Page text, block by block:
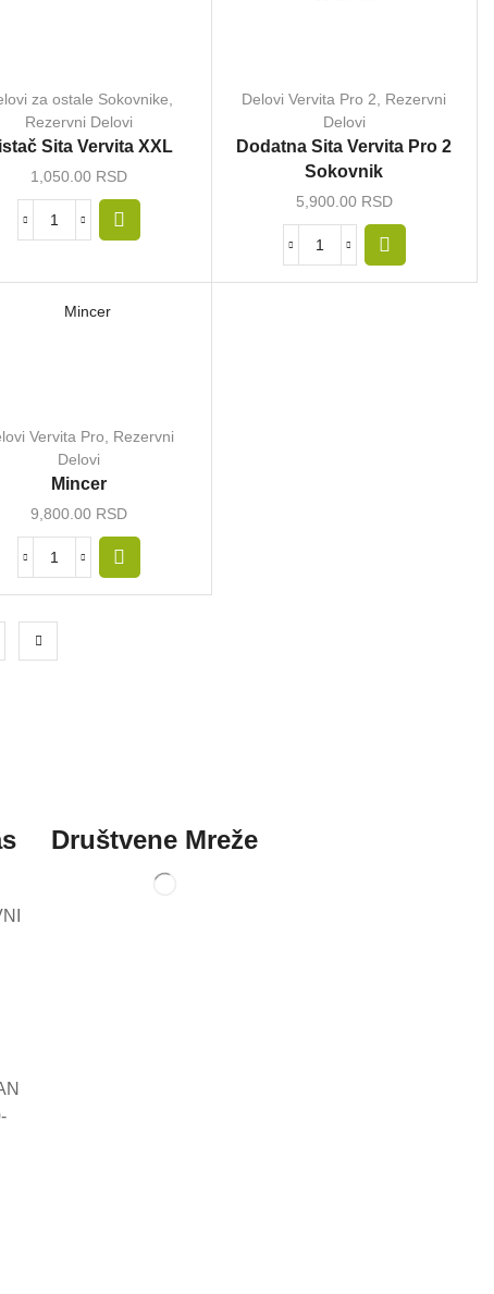
za ostale Sokovnike
Rezervni Delovi
Sita Vervita XXL
1,050.00 RSD
Delovi Vervita Pro 2
Rezervni
Delovi
Dodatna Sita Vervita Pro 2
Sokovnik
5,900.00 RSD
Vervita Pro
Rezervni
Delovi
Mincer
9,800.00 RSD
Društvene Mreže